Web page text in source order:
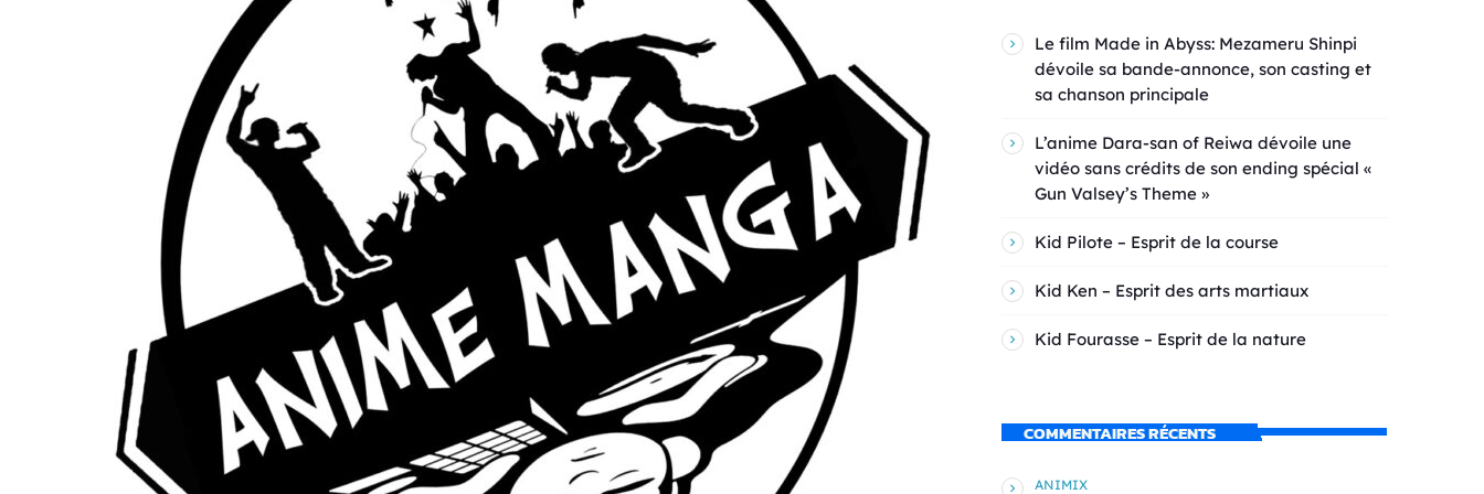
Le film Made in Abyss: Mezameru Shinpi
dévoile sa bande-annonce, son casting et
sa chanson principale
L’anime Dara-san of Reiwa dévoile une
vidéo sans crédits de son ending spécial «
Gun Valsey’s Theme »
Kid Pilote – Esprit de la course
Kid Ken – Esprit des arts martiaux
Kid Fourasse – Esprit de la nature
COMMENTAIRES RÉCENTS
ANIMIX